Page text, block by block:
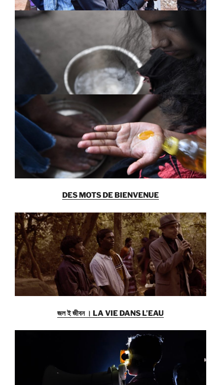
DES MOTS DE BIENVENUE
জল ই জীবন । LA VIE DANS L’EAU